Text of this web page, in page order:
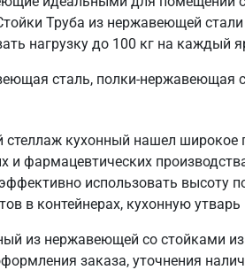
Труба из нержавеющей
нагрузку до 100 кг на каждый
сталь, полки-нержавеющая
кухонный нашел широкое
фармацевтических
использовать высоту
в контейнерах, кухонную утварь
из нержавеющей со стойками
заказа, уточнения